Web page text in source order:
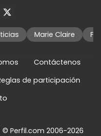
Marie Claire
Contáctenos
de participación
© Perfil.com 2006-2026